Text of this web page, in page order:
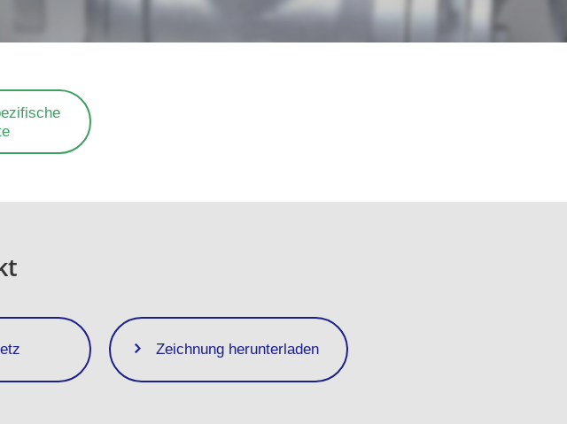
Zeichnung herunterladen